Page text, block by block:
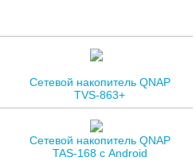
Сетевой накопитель QNAP
TVS-863+
Сетевой накопитель QNAP
TAS-168 с Android